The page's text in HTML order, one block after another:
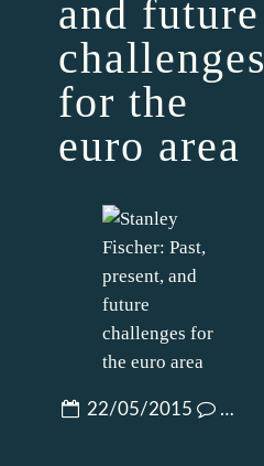
and future
challenges
for the
euro area
22/05/2015 …